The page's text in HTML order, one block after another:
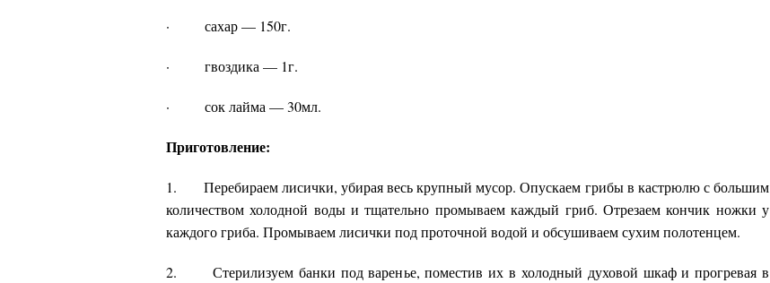
· сахар — 150г.
· гвоздика — 1г.
· сок лайма — 30мл.
Приготовление:
1. Перебираем лисички, убирая весь крупный мусор. Опускаем грибы в кастрюлю с большим
количеством холодной воды и тщательно промываем каждый гриб. Отрезаем кончик ножки у
каждого гриба. Промываем лисички под проточной водой и обсушиваем сухим полотенцем.
2. Стерилизуем банки под варенье, поместив их в холодный духовой шкаф и прогревая в